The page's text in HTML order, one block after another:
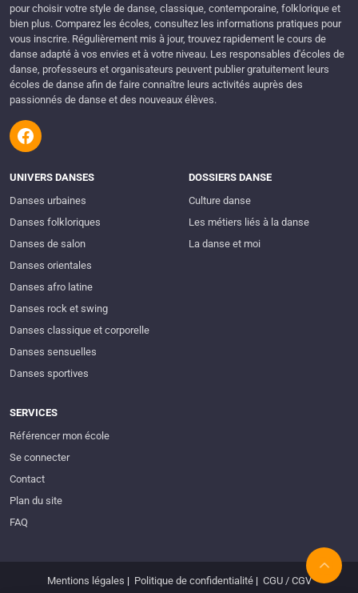
pour choisir votre style de danse, classique, contemporaine, folklorique et
bien plus. Comparez les écoles, consultez les informations pratiques pour
vous inscrire. Régulièrement mis à jour, trouvez rapidement le cours de
danse adapté à vos envies et à votre niveau. Les responsables d'écoles de
danse, professeurs et organisateurs peuvent publier gratuitement leurs
écoles de danse afin de faire connaître leurs activités auprès des
passionnés de danse et des nouveaux élèves.
UNIVERS DANSES
Danses urbaines
Danses folkloriques
Danses de salon
Danses orientales
Danses afro latine
Danses rock et swing
Danses classique et corporelle
Danses sensuelles
Danses sportives
DOSSIERS DANSE
Culture danse
Les métiers liés à la danse
La danse et moi
SERVICES
Référencer mon école
Se connecter
Contact
Plan du site
FAQ
Mentions légales | Politique de confidentialité| CGU / CGV